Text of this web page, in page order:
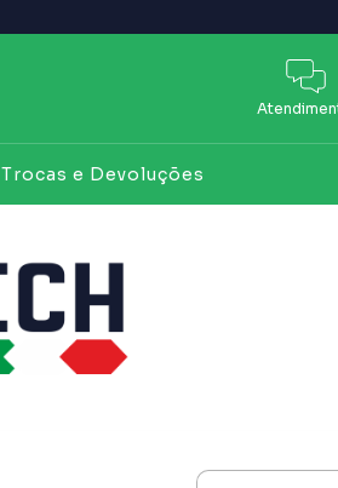
Trocas e Devoluções